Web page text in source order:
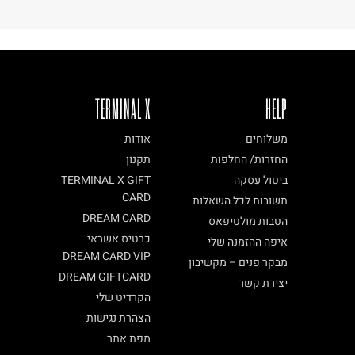
TERMINAL X
אודות
תקנון
TERMINAL X GIFT
CARD
DREAM CARD
כרטיס אשראי
DREAM CARD VIP
DREAM GIFTCARD
הקרדיט שלי
הצהרת נגישות
מפת אתר
HELP
משלוחים
החזרות/ החלפות
ביטול עסקה
תשובות לכל השאלות
הטבות מולטיפאס
איפה ההזמנה שלי
מבקר פנים – מקשיבון
יצירת קשר